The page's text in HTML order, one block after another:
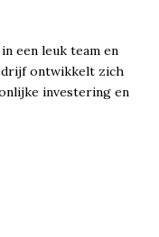
een leuk team en
ontwikkelt zich
investering en